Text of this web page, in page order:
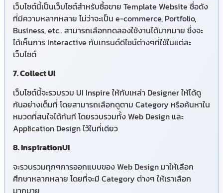
เว็บไซต์นี้เป็นเว็บไซต์สำหรับซื้อขาย Template Website ชื่อดัง
ที่มีความหลากหลาย ไม่ว่าจะเป็น e-commerce, Portfolio,
Business, etc.. สามารถเลือกทดลองใช้งานได้มากมาย ซึ่งจะ
ได้เห็นการ Interactive กับเทรนด์ดีไซน์ต่างๆที่ใช้ในแต่ละ
เว็บไซต์
7. Collect UI
เว็บไซต์นี้จะรวบรวม UI Inspire ให้กับเหล่า Designer ให้ได้ดู
กันอย่างเต็มที่ โดยสามารถเลือกดูตาม Category หรือค้นหาใน
หมวดที่สนใจได้ทันที โดยรวบรวมทั้ง Web Design และ
Application Design ไว้ในที่เดียว
8. InspirationUI
จะรวบรวมทุกๆการออกแบบของ Web Design มาให้เลือก
ศึกษาหลากหลาย โดยที่จะมี Category ต่างๆ ให้เราเลือก
มากมาย